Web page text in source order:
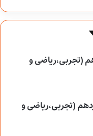
(تجربی،ریاضی و
(تجربی،ریاضی و